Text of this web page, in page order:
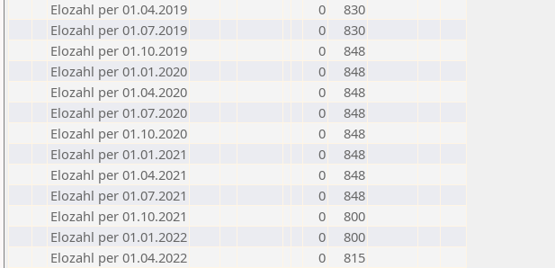
Elozahl per 01.04.2019
0
830
Elozahl per 01.07.2019
0
830
Elozahl per 01.10.2019
0
848
Elozahl per 01.01.2020
0
848
Elozahl per 01.04.2020
0
848
Elozahl per 01.07.2020
0
848
Elozahl per 01.10.2020
0
848
Elozahl per 01.01.2021
0
848
Elozahl per 01.04.2021
0
848
Elozahl per 01.07.2021
0
848
Elozahl per 01.10.2021
0
800
Elozahl per 01.01.2022
0
800
Elozahl per 01.04.2022
0
815